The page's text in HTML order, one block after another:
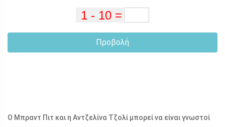
Προβολή
Ο Μπραντ Πιτ και η Αντζελίνα Τζολί μπορεί να είναι γνωστοί